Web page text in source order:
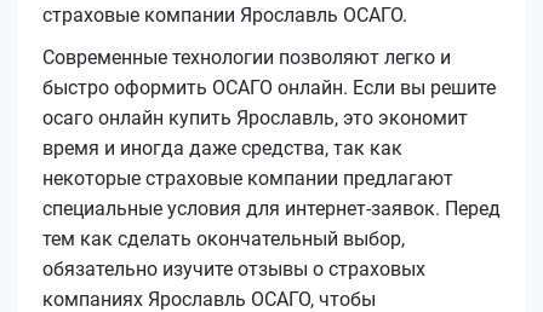
страховые компании Ярославль ОСАГО.
Современные технологии позволяют легко и
быстро оформить ОСАГО онлайн. Если вы решите
осаго онлайн купить Ярославль, это экономит
время и иногда даже средства, так как
некоторые страховые компании предлагают
специальные условия для интернет-заявок. Перед
тем как сделать окончательный выбор,
обязательно изучите отзывы о страховых
компаниях Ярославль ОСАГО, чтобы